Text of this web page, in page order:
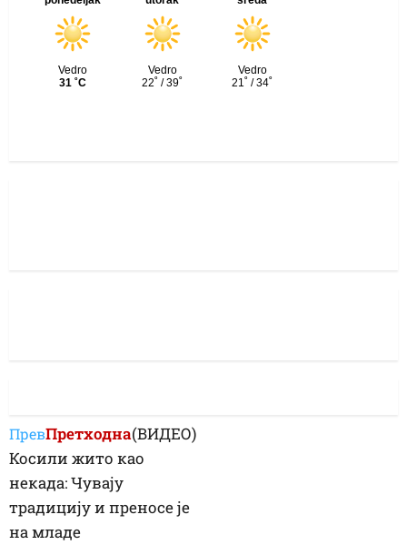
ПревПретходна(ВИДЕО)
Косили жито као
некада: Чувају
традицију и преносе је
на младе